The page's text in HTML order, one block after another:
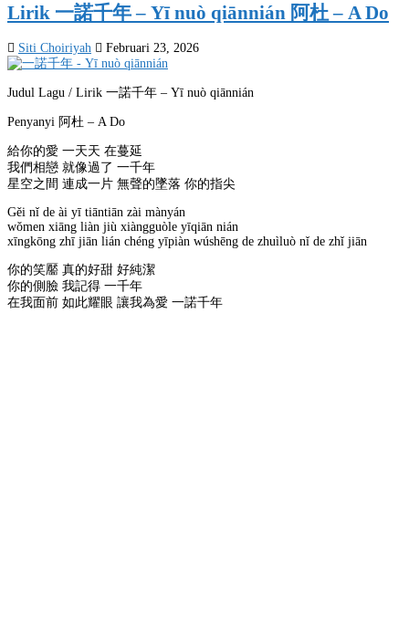
Lirik 一諾千年 – Yī nuò qiānnián 阿杜 – A Do
Siti Choiriyah Februari 23, 2026
Judul Lagu / Lirik 一諾千年 – Yī nuò qiānnián
Penyanyi 阿杜 – A Do
給你的愛 一天天 在蔓延
我們相戀 就像過了 一千年
星空之間 連成一片 無聲的墜落 你的指尖
Gěi nǐ de ài yī tiāntiān zài mànyán
wǒmen xiāng liàn jiù xiàngguòle yīqiān nián
xīngkōng zhī jiān lián chéng yīpiàn wúshēng de zhuìluò nǐ de zhǐ jiān
你的笑靨 真的好甜 好純潔
你的側臉 我記得 一千年
在我面前 如此耀眼 讓我為愛 一諾千年